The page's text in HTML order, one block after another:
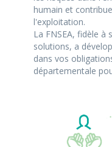
humain et
l'exploitation.
La FNSEA, fidèle à
solutions, a
dans vos
départementale